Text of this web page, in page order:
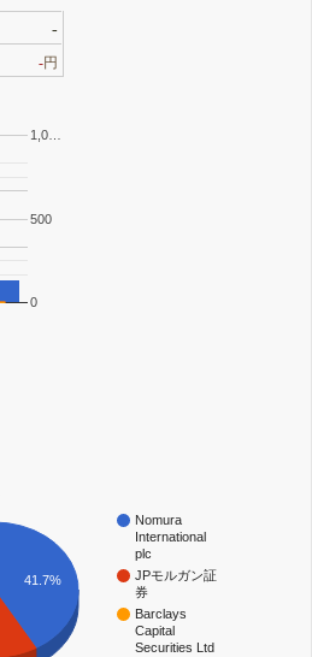
-
-円
0
500
1,0…
Nomura
International
plc
JPモルガン証
券
Barclays
Capital
Securities Ltd
41.7%